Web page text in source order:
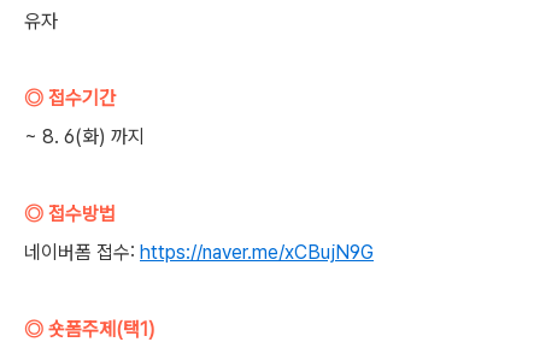
유자
◎ 접수기간
~ 8. 6(화) 까지
◎ 접수방법
네이버폼 접수: https://naver.me/xCBujN9G
◎ 숏폼주제(택1)